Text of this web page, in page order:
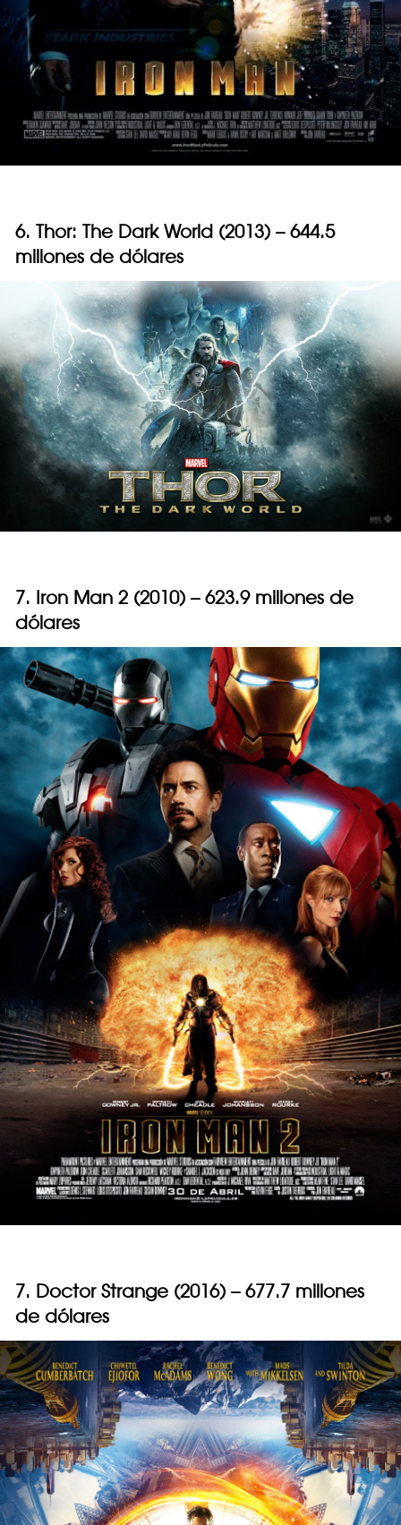
6. Thor: The Dark World (2013) – 644.5
millones de dólares
7. Iron Man 2 (2010) – 623.9 millones de
dólares
7. Doctor Strange (2016) – 677.7 millones
de dólares